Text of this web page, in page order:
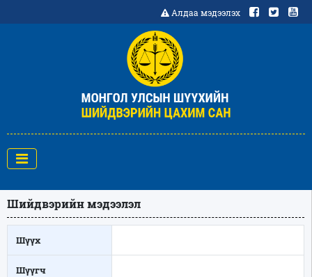
Алдаа мэдээлэх
Шийдвэрийн мэдээлэл
Шүүх
Шүүгч